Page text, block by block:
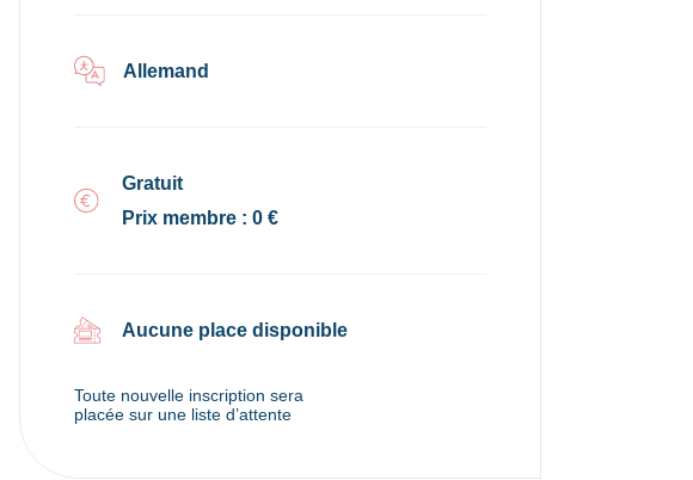
Allemand
Gratuit
Prix membre : 0 €
Aucune place disponible
Toute nouvelle inscription sera
placée sur une liste d’attente